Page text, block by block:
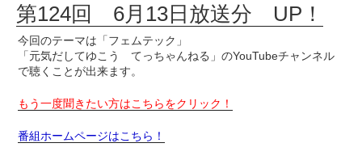
第124回 6月13日放送分 UP！
今回のテーマは「フェムテック」
「元気だしてゆこう てっちゃんねる」のYouTubeチャンネル
で聴くことが出来ます。
もう一度聞きたい方はこちらをクリック！
番組ホームページはこちら！